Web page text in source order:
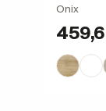
Onix